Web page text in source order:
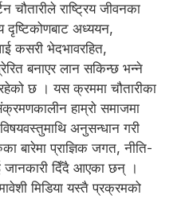
चौतारीले राष्ट्रिय जीवनका
दृष्टिकोणबाट अध्ययन,
कसरी भेदभावरहित,
बनाएर लान सकिन्छ भन्ने
छ । यस क्रममा चौतारीका
हाम्रो समाजमा
अनुसन्धान गरी
बारेमा प्राज्ञिक जगत, नीति-
जानकारी दिँदै आएका छन् ।
मिडिया यस्तै प्रक्रमको